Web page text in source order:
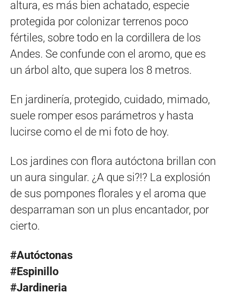
altura, es más bien achatado, especie
protegida por colonizar terrenos poco
fértiles, sobre todo en la cordillera de los
Andes. Se confunde con el aromo, que es
un árbol alto, que supera los 8 metros.
En jardinería, protegido, cuidado, mimado,
suele romper esos parámetros y hasta
lucirse como el de mi foto de hoy.
Los jardines con flora autóctona brillan con
un aura singular. ¿A que si?!? La explosión
de sus pompones florales y el aroma que
desparraman son un plus encantador, por
cierto.
#Autóctonas
#Espinillo
#Jardineria